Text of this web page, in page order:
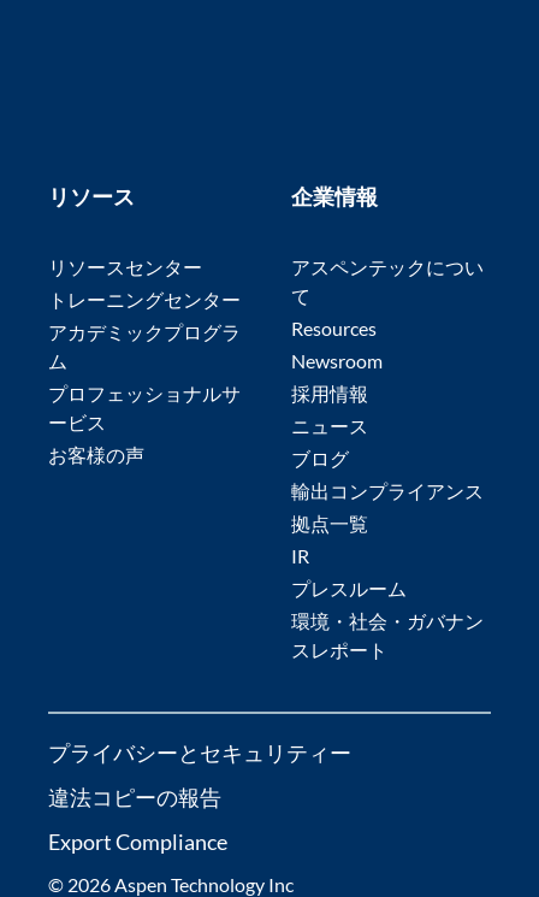
リソース
リソースセンター
トレーニングセンター
アカデミックプログラ
ム
プロフェッショナルサ
ービス
お客様の声
企業情報
アスペンテックについ
て
Resources
Newsroom
採用情報
ニュース
ブログ
輸出コンプライアンス
拠点一覧
IR
プレスルーム
環境・社会・ガバナン
スレポート
プライバシーとセキュリティー
違法コピーの報告
Export Compliance
© 2026 Aspen Technology Inc